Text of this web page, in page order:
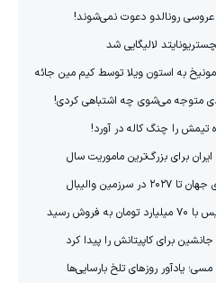
لالیگایی شد
به استون ویلا توسط کیم مین جائه
متوجه می‌شوی چه اشتباهی کردی!
تیمش را چنگ کاله در آورد!
ایران برای بزرگ‌ترین ماموریت سال
سرزمین والیبال
فروش رسید
برای کاپیتانش را پیدا کرد
یادآور روزهای تلخ بارسایی‌ها